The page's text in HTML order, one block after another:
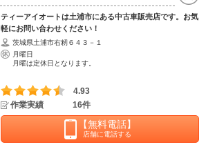
ティーアイオートは土浦市にある中古車販売店です。お気
軽にお問い合わせください！
茨城県土浦市右籾６４３－１
月曜日
月曜は定休日となります。
4.93
作業実績
16件
【無料電話】
店舗に電話する